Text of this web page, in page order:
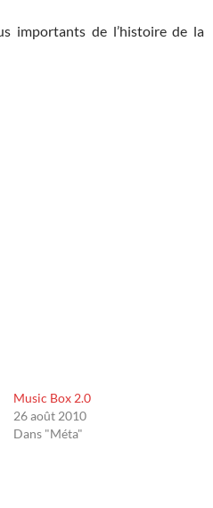
importants de l’histoire de la
Music Box 2.0
26 août 2010
Dans "Méta"